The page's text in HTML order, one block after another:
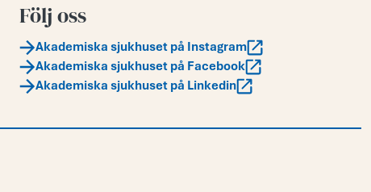
Följ oss
Akademiska sjukhuset på Instagram
Akademiska sjukhuset på Facebook
Akademiska sjukhuset på Linkedin